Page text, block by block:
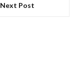
Next Post